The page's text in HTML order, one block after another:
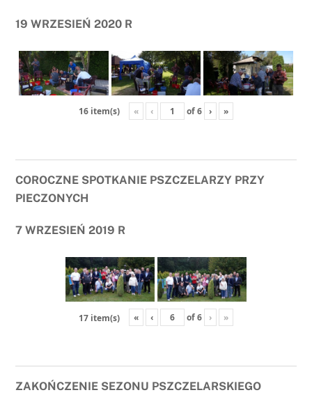
19 WRZESIEŃ 2020 R
16 item(s) « ‹ of6 › »
COROCZNE SPOTKANIE PSZCZELARZY PRZY
PIECZONYCH
7 WRZESIEŃ 2019 R
17 item(s) « ‹ of6 › »
ZAKOŃCZENIE SEZONU PSZCZELARSKIEGO